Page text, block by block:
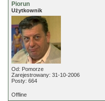
Piorun
Użytkownik
Od: Pomorze
Zarejestrowany: 31-10-2006
Posty: 664
Offline